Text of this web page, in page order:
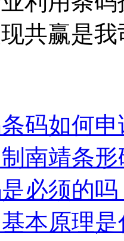
共赢是
码如何申
南靖条
必须的吗
本原理